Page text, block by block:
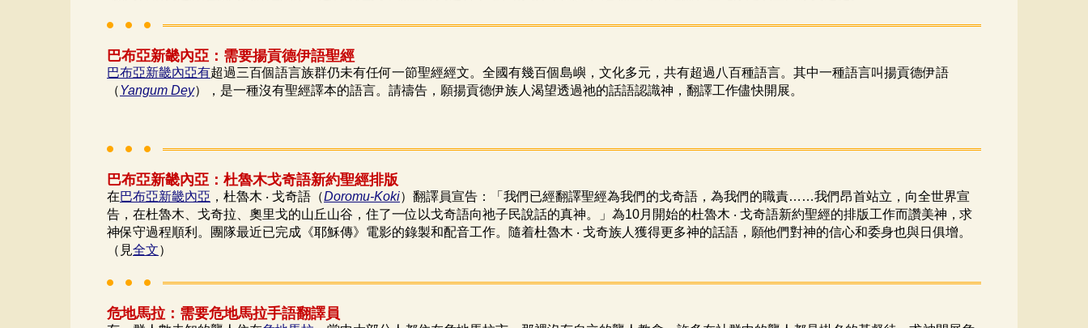
巴布亞新畿內亞：需要揚貢德伊語聖經
巴布亞新畿內亞有超過三百個語言族群仍未有任何一節聖經經文。全國有幾百個島嶼，文化多元，共有超過八百種語言。其中一種語言叫揚貢德伊語
（Yangum Dey），是一種沒有聖經譯本的語言。請禱告，願揚貢德伊族人渴望透過祂的話語認識神，翻譯工作儘快開展。
巴布亞新畿內亞：杜魯木戈奇語新約聖經排版
在巴布亞新畿內亞 ，杜魯木 ‧ 戈奇語（Doromu-Koki）翻譯員宣告：「我們已經翻譯聖經為我們的戈奇語，為我們的職責……我們昂首站立，向全世界宣
告，在杜魯木、戈奇拉、奧里戈的山丘山谷，住了一位以戈奇語向祂子民說話的真神。」為10月開始的杜魯木 ‧ 戈奇語新約聖經的排版工作而讚美神，求
神保守過程順利。團隊最近已完成《耶穌傳》電影的錄製和配音工作。隨着杜魯木 ‧ 戈奇族人獲得更多神的話語，願他們對神的信心和委身也與日俱增。
（見全文）
危地馬拉：需要危地馬拉手語翻譯員